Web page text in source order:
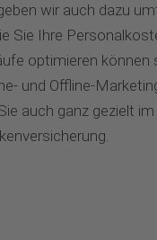
wir auch dazu
Sie Ihre
optimieren können
und Offline-
auch ganz gezielt